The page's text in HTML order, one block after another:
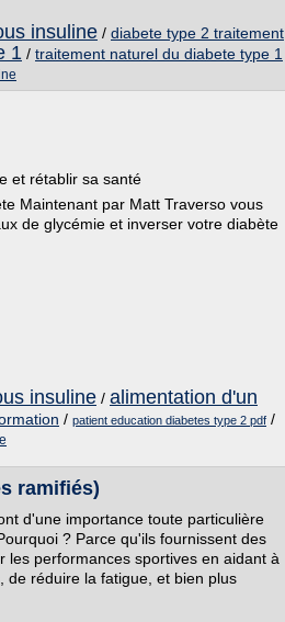
insuline / diabete type 2 traitement
1 / traitement naturel du diabete type 1
et rétablir sa santé
Maintenant par Matt Traverso vous
de glycémie et inverser votre diabète
insuline / alimentation d'un
/ patient education diabetes type 2 pdf /
ramifiés)
d'une importance toute particulière
? Parce qu'ils fournissent des
les performances sportives en aidant à
de réduire la fatigue, et bien plus